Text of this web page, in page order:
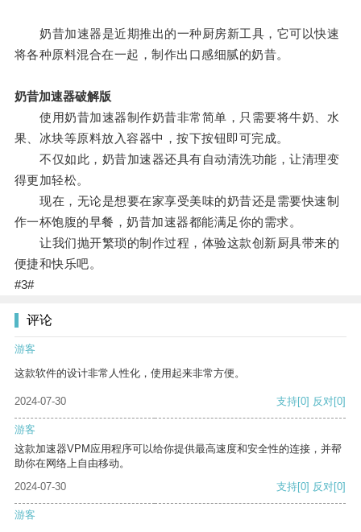
奶昔加速器是近期推出的一种厨房新工具，它可以快速
将各种原料混合在一起，制作出口感细腻的奶昔。
奶昔加速器破解版
使用奶昔加速器制作奶昔非常简单，只需要将牛奶、水
果、冰块等原料放入容器中，按下按钮即可完成。
不仅如此，奶昔加速器还具有自动清洗功能，让清理变
得更加轻松。
现在，无论是想要在家享受美味的奶昔还是需要快速制
作一杯饱腹的早餐，奶昔加速器都能满足你的需求。
让我们抛开繁琐的制作过程，体验这款创新厨具带来的
便捷和快乐吧。
#3#
评论
游客
这款软件的设计非常人性化，使用起来非常方便。
2024-07-30 支持[0] 反对[0]
游客
这款加速器VPM应用程序可以给你提供最高速度和安全性的连接，并帮
助你在网络上自由移动。
2024-07-30
支持[0] 反对[0]
游客